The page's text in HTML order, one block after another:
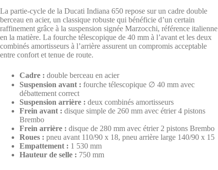
La partie-cycle de la Ducati Indiana 650 repose sur un cadre double
berceau en acier, un classique robuste qui bénéficie d’un certain
raffinement grâce à la suspension signée Marzocchi, référence italienne
en la matière. La fourche télescopique de 40 mm à l’avant et les deux
combinés amortisseurs à l’arrière assurent un compromis acceptable
entre confort et tenue de route.
Cadre : double berceau en acier
Suspension avant : fourche télescopique ∅ 40 mm avec
débattement correct
Suspension arrière : deux combinés amortisseurs
Frein avant : disque simple de 260 mm avec étrier 4 pistons
Brembo
Frein arrière : disque de 280 mm avec étrier 2 pistons Brembo
Roues : pneu avant 110/90 x 18, pneu arrière large 140/90 x 15
Empattement : 1 530 mm
Hauteur de selle : 750 mm